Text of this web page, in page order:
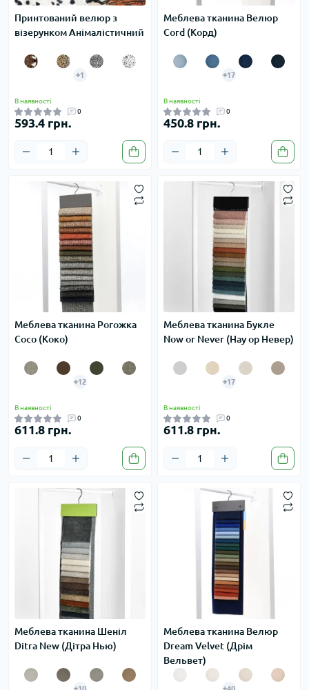
Принтований велюр з
візерунком Анімалістичний
+1
В наявності
0
593.4 грн.
Меблева тканина Велюр
Cord (Корд)
+17
В наявності
0
450.8 грн.
Меблева тканина Рогожка
Coco (Коко)
+12
В наявності
0
611.8 грн.
Меблева тканина Букле
Now or Never (Нау ор Невер)
+17
В наявності
0
611.8 грн.
Меблева тканина Шеніл
Ditra New (Дітра Нью)
Меблева тканина Велюр
Dream Velvet (Дрім
Вельвет)